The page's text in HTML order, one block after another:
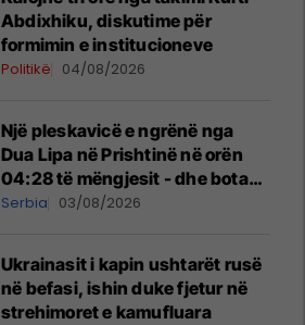
Abdixhiku, diskutime për
formimin e institucioneve
Politikë 04/08/2026
Një pleskavicë e ngrënë nga
Dua Lipa në Prishtinë në orën
04:28 të mëngjesit - dhe bota
digjitale serbe shpall gjendjen e
Serbia 03/08/2026
Ukrainasit i kapin ushtarët rusë
në befasi, ishin duke fjetur në
strehimoret e kamufluara